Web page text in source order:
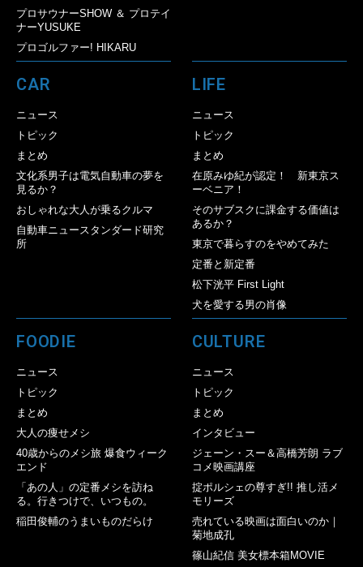
プロサウナーSHOW ＆ プロテイ
ナーYUSUKE
プロゴルファー! HIKARU
CAR
ニュース
トピック
まとめ
文化系男子は電気自動車の夢を
見るか？
おしゃれな大人が乗るクルマ
自動車ニュースタンダード研究
所
LIFE
ニュース
トピック
まとめ
在原みゆ紀が認定！ 新東京ス
ーベニア！
そのサブスクに課金する価値は
あるか？
東京で暮らすのをやめてみた
定番と新定番
松下洸平 First Light
犬を愛する男の肖像
FOODIE
ニュース
トピック
まとめ
大人の痩せメシ
40歳からのメシ旅 爆食ウィーク
エンド
「あの人」の定番メシを訪ね
る。行きつけで、いつもの。
稲田俊輔のうまいものだらけ
CULTURE
ニュース
トピック
まとめ
インタビュー
ジェーン・スー＆高橋芳朗 ラブ
コメ映画講座
掟ポルシェの尊すぎ!! 推し活メ
モリーズ
売れている映画は面白いのか｜
菊地成孔
篠山紀信 美女標本箱MOVIE